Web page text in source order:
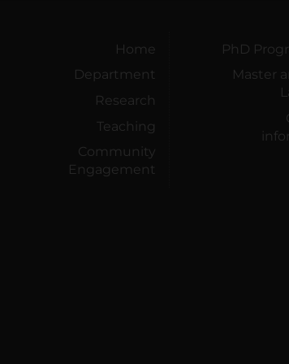
Home
Department
Research
Teaching
Community
Engagement
PhD
Master